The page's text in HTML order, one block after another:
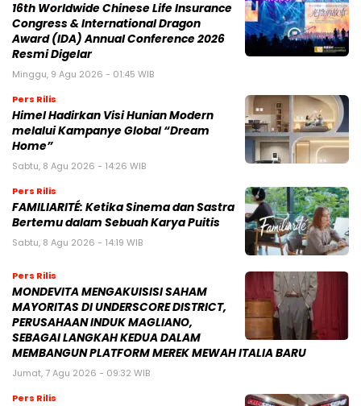
16th Worldwide Chinese Life Insurance
Congress & International Dragon
Award (IDA) Annual Conference 2026
Resmi Digelar
Minggu, 9 Agu 2026 - 01:45 WIB
Pers Rilis
Himel Hadirkan Visi Hunian Modern
melalui Kampanye Global “Dream
Home”
Sabtu, 8 Agu 2026 - 14:26 WIB
Pers Rilis
FAMILIARITÉ: Ketika Sinema dan Sastra
Bertemu dalam Sebuah Karya Puitis
Sabtu, 8 Agu 2026 - 14:19 WIB
Pers Rilis
MONDEVITA MENGAKUISISI SAHAM
MAYORITAS DI UNDERSCORE DISTRICT,
PERUSAHAAN INDUK MAGLIANO,
SEBAGAI LANGKAH KEDUA DALAM
MEMBANGUN PLATFORM MEREK MEWAH ITALIA BARU
Jumat, 7 Agu 2026 - 09:32 WIB
Pers Rilis